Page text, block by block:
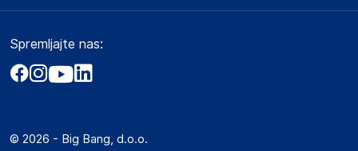
Obvestila za javnost
Akt o digitalnih storitvah
Marketplace za partnerje
Dostava, vnos in odvoz
Zavarovanje izdelkov
Marketplace
Kako oddati naročilo?
Spremljajte nas:
© 2026 - Big Bang, d.o.o.